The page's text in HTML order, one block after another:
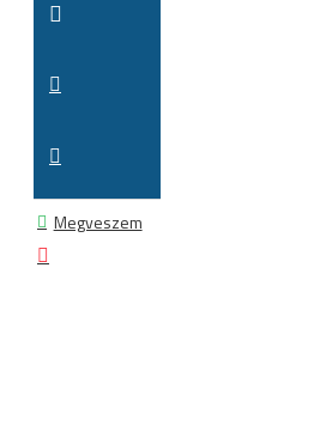
Megveszem